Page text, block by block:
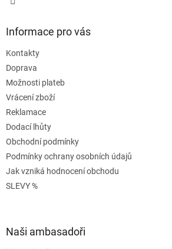
Informace pro vás
Kontakty
Doprava
Možnosti plateb
Vrácení zboží
Reklamace
Dodací lhůty
Obchodní podmínky
Podmínky ochrany osobních údajů
Jak vzniká hodnocení obchodu
SLEVY %
Naši ambasadoři